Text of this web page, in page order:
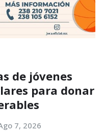
de jóvenes
para donar
7, 2026